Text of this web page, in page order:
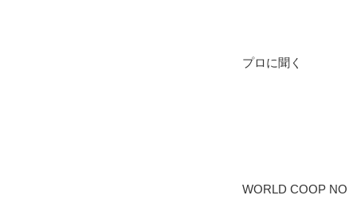
プロに聞く
WORLD COOP NO